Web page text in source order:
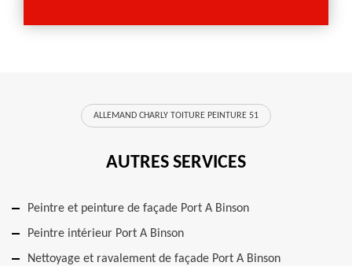
ALLEMAND CHARLY TOITURE PEINTURE 51
AUTRES SERVICES
Peintre et peinture de façade Port A Binson
Peintre intérieur Port A Binson
Nettoyage et ravalement de façade Port A Binson